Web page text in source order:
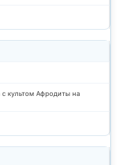
культом Афродиты на